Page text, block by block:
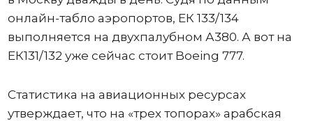
онлайн-табло аэропортов, ЕК 133/134
выполняется на двухпалубном А380. А вот на
ЕК131/132 уже сейчас стоит Boeing 777.
Статистика на авиационных ресурсах
утверждает, что на «трех топорах» арабская